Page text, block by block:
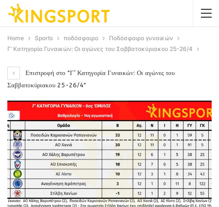
Home Sports ποδόσφαιρο
Ποδόσφαιρο γυναικών
Γ’ Κατηγορία Γυναικών: Οι αγώνες του Σαββατοκύριακου 25-26/4
Επιστροφή στο "Γ’ Κατηγορία Γυναικών: Οι αγώνες του
Σαββατοκύριακου 25-26/4"